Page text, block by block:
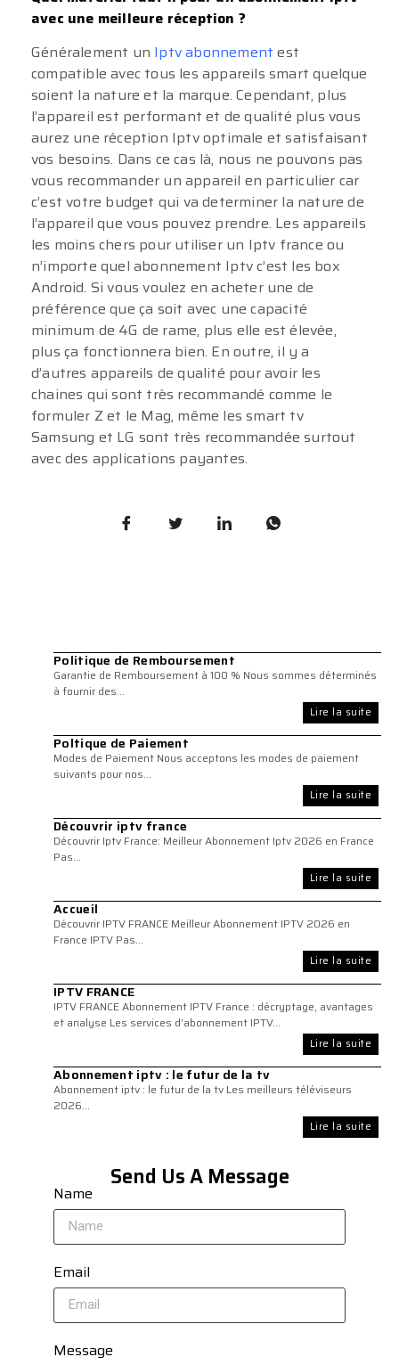
avec une meilleure réception ?
Généralement un Iptv abonnement est
compatible avec tous les appareils smart quelque
soient la nature et la marque. Cependant, plus
l’appareil est performant et de qualité plus vous
aurez une réception Iptv optimale et satisfaisant
vos besoins. Dans ce cas là, nous ne pouvons pas
vous recommander un appareil en particulier car
c’est votre budget qui va determiner la nature de
l’appareil que vous pouvez prendre. Les appareils
les moins chers pour utiliser un Iptv france ou
n’importe quel abonnement Iptv c’est les box
Android. Si vous voulez en acheter une de
préférence que ça soit avec une capacité
minimum de 4G de rame, plus elle est élevée,
plus ça fonctionnera bien. En outre, il y a
d’autres appareils de qualité pour avoir les
chaines qui sont très recommandé comme le
formuler Z et le Mag, même les smart tv
Samsung et LG sont très recommandée surtout
avec des applications payantes.
Politique de Remboursement
Garantie de Remboursement à 100 % Nous sommes déterminés
à fournir des...
Lire la suite
Poltique de Paiement
Modes de Paiement Nous acceptons les modes de paiement
suivants pour nos...
Lire la suite
Découvrir iptv france
Découvrir Iptv France: Meilleur Abonnement Iptv 2026 en France
Pas...
Lire la suite
Accueil
Découvrir IPTV FRANCE Meilleur Abonnement IPTV 2026 en
France IPTV Pas...
Lire la suite
IPTV FRANCE
IPTV FRANCE Abonnement IPTV France : décryptage, avantages
et analyse Les services d’abonnement IPTV...
Lire la suite
Abonnement iptv : le futur de la tv
Abonnement iptv : le futur de la tv Les meilleurs téléviseurs
2026...
Lire la suite
Send Us A Message
Name
Email
Message